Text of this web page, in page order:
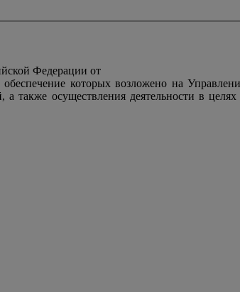
Федерации от
которых возложено на
также осуществления деятельности в